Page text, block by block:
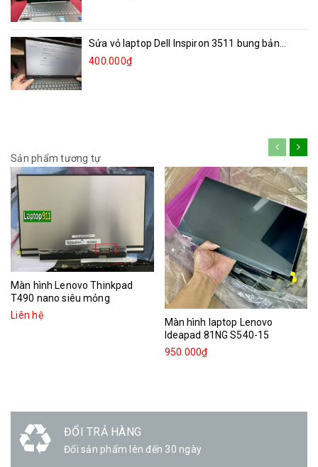
Sửa vỏ laptop Dell Inspiron 3511 bung bản...
400.000₫
Sản phẩm tương tự
Màn hình Lenovo Thinkpad
T490 nano siêu mỏng
Liên hệ
Màn hình laptop Lenovo
Ideapad 81NG S540-15
950.000₫
ĐỔI TRẢ HÀNG
Đổi sản phẩm lên đến 30 ngày